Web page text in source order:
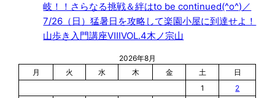
岐！！さらなる挑戦＆絆はto be continued(^o^)／
7/26（日）猛暑日を攻略して楽園小屋に到達せよ！
山歩き入門講座ⅧVOL.4木ノ宗山
2026年8月
月
火 水 木 金 土
日
1
2